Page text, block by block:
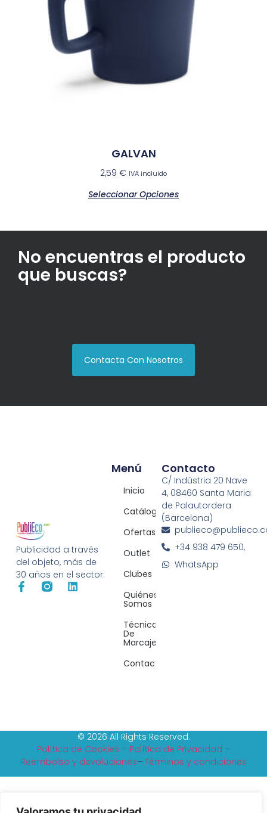
GALVAN
2,59 € IVA incluido
Seleccionar Opciones
No encuentras el producto
que buscas?
Contacta Con Nosotros
Publicidad a través
del objeto, más de
30 años en el sector.
Menú
Inicio
Catálogos
Ofertas
Outlet
Clubes
Quiénes
Somos
Técnicas
De
Marcaje
Contacto
Contacto
C/ Indústria 20 Nave
4, 08460 Santa Maria
de Palautordera
(Barcelona)
+34 938 479 650,
WhatsApp
© 2026 All Rights Reserved.
Política de Cookies – Política de Privacidad –
Reembolso y devoluciones– Tèrminos y condiciones